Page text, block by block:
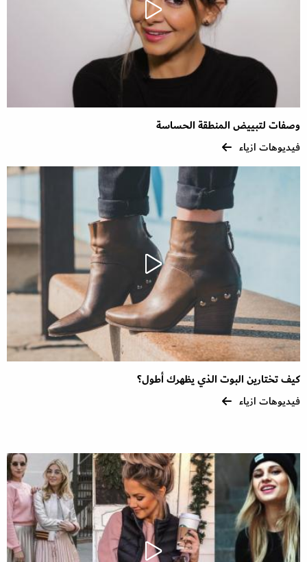
وصفات لتبييض المنطقة الحساسة
فيديوهات ازياء
كيف تختارين البوت الذي يظهرك أطول؟
فيديوهات ازياء